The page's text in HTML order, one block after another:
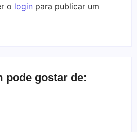
o login para publicar um
pode gostar de: